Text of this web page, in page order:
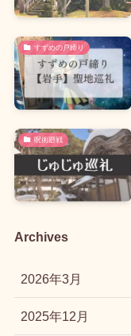
すずめの戸締り
呪術廻戦
Archives
2026年3月
2025年12月